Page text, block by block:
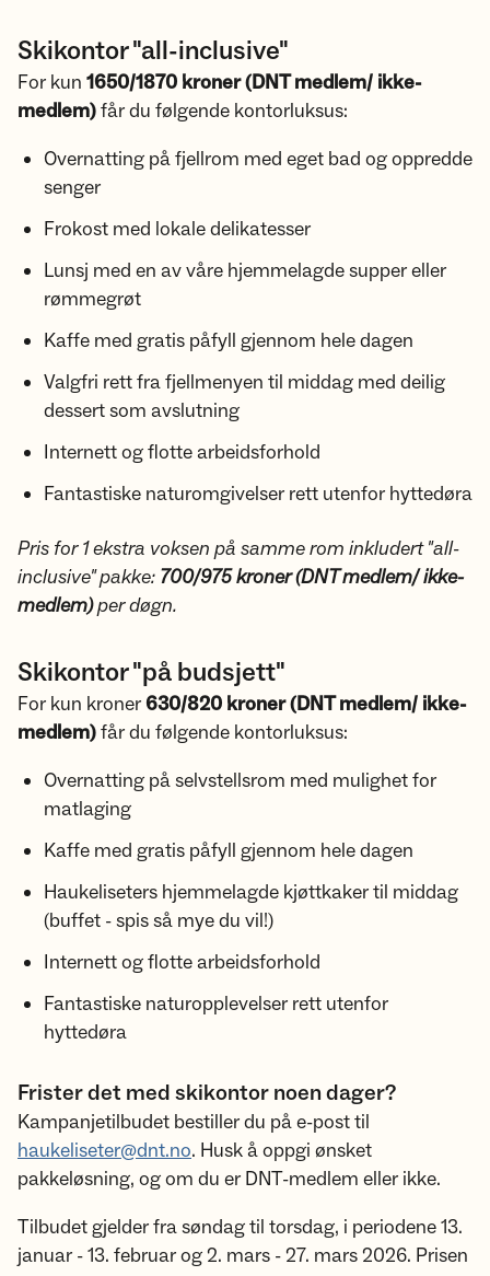
Skikontor "all-inclusive"
For kun 1650/1870 kroner (DNT medlem/ ikke-
medlem)får du følgende kontorluksus:
Overnatting på fjellrom med eget bad og oppredde
senger
Frokost med lokale delikatesser
Lunsj med en av våre hjemmelagde supper eller
rømmegrøt
Kaffe med gratis påfyll gjennom hele dagen
Valgfri rett fra fjellmenyen til middag med deilig
dessert som avslutning
Internett og flotte arbeidsforhold
Fantastiske naturomgivelser rett utenfor hyttedøra
Pris for 1 ekstra voksen på samme rom inkludert "all-
inclusive" pakke: 700/975 kroner (DNT medlem/ ikke-
medlem)per døgn.
Skikontor "på budsjett"
For kun kroner 630/820 kroner (DNT medlem/ ikke-
medlem)får du følgende kontorluksus:
Overnatting på selvstellsrom med mulighet for
matlaging
Kaffe med gratis påfyll gjennom hele dagen
Haukeliseters hjemmelagde kjøttkaker til middag
(buffet - spis så mye du vil!)
Internett og flotte arbeidsforhold
Fantastiske naturopplevelser rett utenfor
hyttedøra
Frister det med skikontor noen dager?
Kampanjetilbudet bestiller du på e-post til
haukeliseter@dnt.no. Husk å oppgi ønsket
pakkeløsning, og om du er DNT-medlem eller ikke.
Tilbudet gjelder fra søndag til torsdag, i periodene 13.
januar - 13. februar og 2. mars - 27. mars 2026. Prisen